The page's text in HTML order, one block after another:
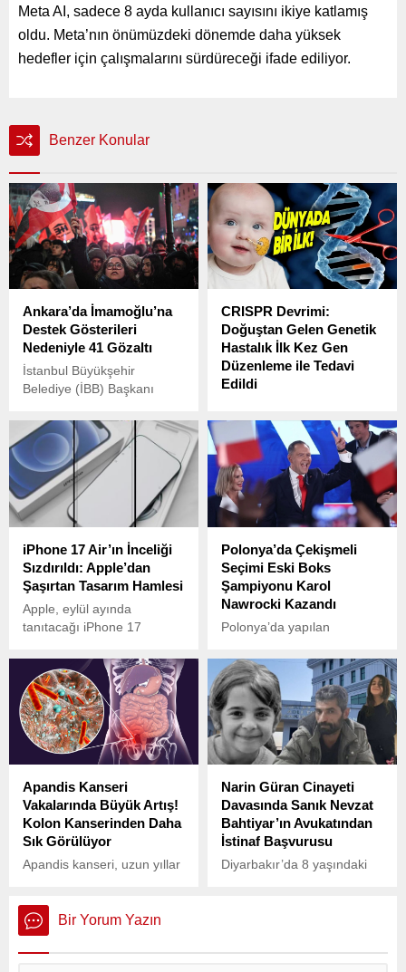
Meta AI, sadece 8 ayda kullanıcı sayısını ikiye katlamış
oldu. Meta’nın önümüzdeki dönemde daha yüksek
hedefler için çalışmalarını sürdüreceği ifade ediliyor.
Benzer Konular
Ankara’da İmamoğlu’na
Destek Gösterileri
Nedeniyle 41 Gözaltı
İstanbul Büyükşehir
Belediye (İBB) Başkanı
beraberindeki 100’den fazla
kişinin gözaltına alınmasının
ardından, yurttaşlar
İmamoğlu’na destek vermek
için meydanlara ve
sokaklara çıktı.
CRISPR Devrimi:
Doğuştan Gelen Genetik
Hastalık İlk Kez Gen
Düzenleme ile Tedavi
Edildi
bir gelişme yaşandı: Doktor
ve araştırmacılardan oluşan
bir ekip, nadir görülen
genetik bir hastalığı ilk kez
kişiselleştirilmiş CRISPR
gen düzenleme teknolojisi
iPhone 17 Air’ın İnceliği
Sızdırıldı: Apple’dan
Şaşırtan Tasarım Hamlesi
Apple, eylül ayında
tanıtacağı iPhone 17
tutkunlarının ilgisini
toplamaya hazırlanıyor.
Polonya’da Çekişmeli
Seçimi Eski Boks
Şampiyonu Karol
Nawrocki Kazandı
Polonya’da yapılan
çıktı. Eski ağır sıklet boks
şampiyonu Karol Nawrocki,
çekişmeli geçen seçim
yarışını kazanarak
sandıktan galip çıktı.
Apandis Kanseri
Vakalarında Büyük Artış!
Kolon Kanserinden Daha
Sık Görülüyor
Apandis kanseri, uzun yıllar
dönemde özellikle genç yaş
gruplarında hızlı bir artış
gösteriyor.
Narin Güran Cinayeti
Davasında Sanık Nevzat
Bahtiyar’ın Avukatından
İstinaf Başvurusu
Diyarbakır’da 8 yaşındaki
“suç delillerini yok etme,
Bir Yorum Yazın